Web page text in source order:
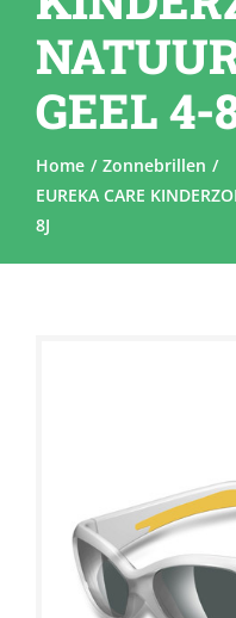
Diensten
Contacteer Ons
GEEL 4-
Home
Zonnebrillen
EUREKA CARE
8J